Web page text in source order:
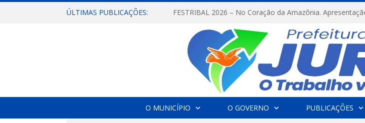
ÚLTIMAS PUBLICAÇÕES:
O MUNICÍPIO O GOVERNO PUBLICAÇÕES